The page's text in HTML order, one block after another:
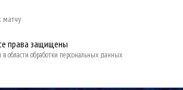
матчу
права защищены
области обработки персональных данных